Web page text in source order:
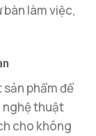
làm việc,
phẩm để
nghệ thuật
cho không